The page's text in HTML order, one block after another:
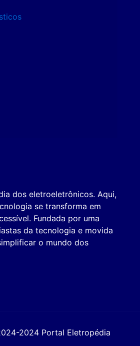
dos eletroeletrônicos. Aqui,
se transforma em
Fundada por uma
da tecnologia e movida
o mundo dos
2024 Portal Eletropédia